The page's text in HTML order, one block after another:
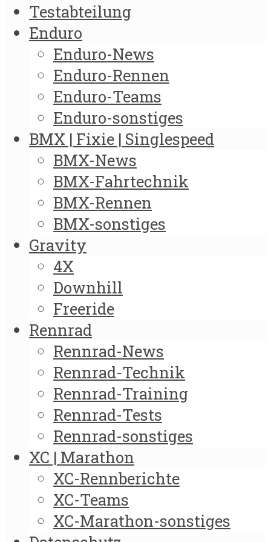
Testabteilung
Enduro
Enduro-News
Enduro-Rennen
Enduro-Teams
Enduro-sonstiges
BMX | Fixie | Singlespeed
BMX-News
BMX-Fahrtechnik
BMX-Rennen
BMX-sonstiges
Gravity
4X
Downhill
Freeride
Rennrad
Rennrad-News
Rennrad-Technik
Rennrad-Training
Rennrad-Tests
Rennrad-sonstiges
XC | Marathon
XC-Rennberichte
XC-Teams
XC-Marathon-sonstiges